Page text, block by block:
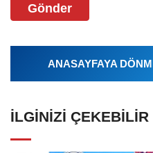
Gönder
ANASAYFAYA
İLGINIZI ÇEKEBILIR